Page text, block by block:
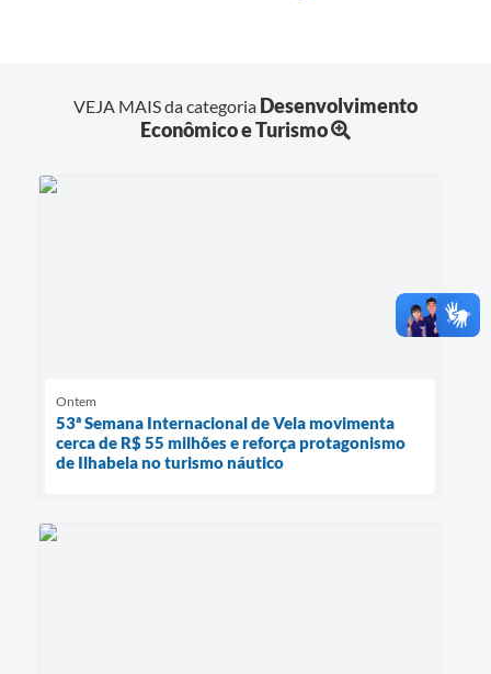
VEJA MAIS da categoria Desenvolvimento
Econômico e Turismo
Ontem
53ª Semana Internacional de Vela movimenta
cerca de R$ 55 milhões e reforça protagonismo
de Ilhabela no turismo náutico